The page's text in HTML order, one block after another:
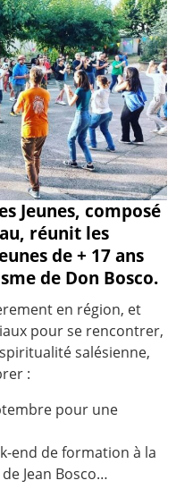
Jeunes, composé
réunit les
de + 17 ans
de Don Bosco.
en région, et
pour se rencontrer,
salésienne,
:
pour une
end de formation à la
Jean Bosco…